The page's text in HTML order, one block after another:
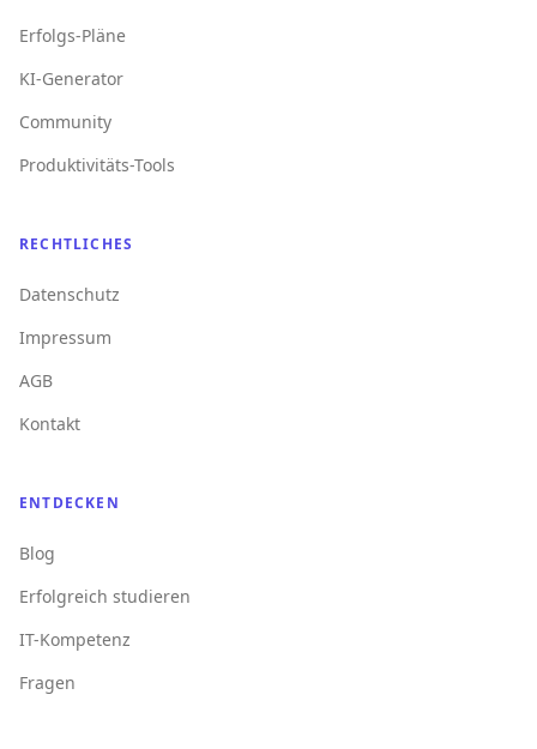
Erfolgs-Pläne
KI-Generator
Community
Produktivitäts-Tools
RECHTLICHES
Datenschutz
Impressum
AGB
Kontakt
ENTDECKEN
Blog
Erfolgreich studieren
IT-Kompetenz
Fragen